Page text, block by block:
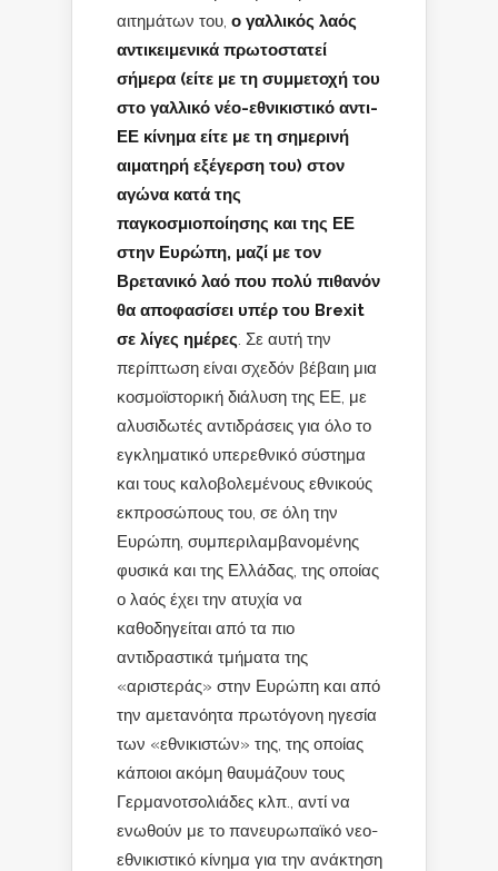
αιτημάτων του, ο γαλλικός λαός
αντικειμενικά πρωτοστατεί
σήμερα (είτε με τη συμμετοχή του
στο γαλλικό νέο-εθνικιστικό αντι-
ΕΕ κίνημα είτε με τη σημερινή
αιματηρή εξέγερση του) στον
αγώνα κατά της
παγκοσμιοποίησης και της ΕΕ
στην Ευρώπη, μαζί με τον
Βρετανικό λαό που πολύ πιθανόν
θα αποφασίσει υπέρ του Brexit
σε λίγες ημέρες . Σε αυτή την
περίπτωση είναι σχεδόν βέβαιη μια
κοσμοϊστορική διάλυση της ΕΕ, με
αλυσιδωτές αντιδράσεις για όλο το
εγκληματικό υπερεθνικό σύστημα
και τους καλοβολεμένους εθνικούς
εκπροσώπους του, σε όλη την
Ευρώπη, συμπεριλαμβανομένης
φυσικά και της Ελλάδας, της οποίας
ο λαός έχει την ατυχία να
καθοδηγείται από τα πιο
αντιδραστικά τμήματα της
«αριστεράς» στην Ευρώπη και από
την αμετανόητα πρωτόγονη ηγεσία
των «εθνικιστών» της, της οποίας
κάποιοι ακόμη θαυμάζουν τους
Γερμανοτσολιάδες κλπ., αντί να
ενωθούν με το πανευρωπαϊκό νεο-
εθνικιστικό κίνημα για την ανάκτηση